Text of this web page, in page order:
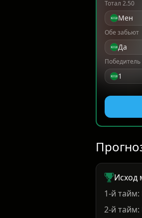
Тотал 2.50
Мен
Обе забьют
Да
Победитель
1
Исход
1-й тайм:
2-й тайм: